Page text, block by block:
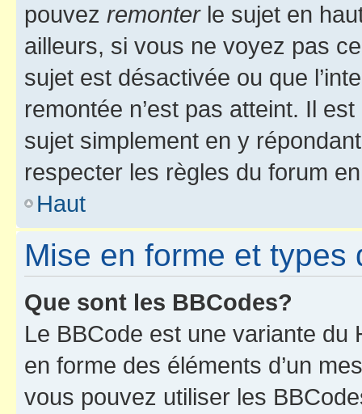
pouvez remonterle sujet en
ailleurs, si vous ne voyez pas
sujet est désactivée ou que
remontée n’est pas atteint. Il
sujet simplement en y
respecter les règles du forum
Haut
Mise en forme et types
Que sont les BBCodes?
Le BBCode est une variante du
en forme des éléments d’un
vous pouvez utiliser les